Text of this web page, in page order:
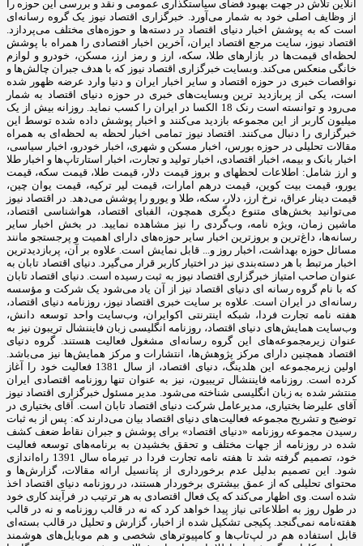
آنلاین تلاش در جهت بهبود فضای سیاستگذاری عمومی و نقد و بررسی این حوزه را
از وظایف اصلی خود به شمار می‌آورد. خبرگزاری اقتصاد نیوز یک گروه رسانه‌ای
است که به پوشش اخبار دنیای اقتصاد در دسته‌ها و حوزه‌های مختلف می‌پردازد.
اقتصاد نیوز، سایت مرجع اقتصاد ایران، آخرین اخبار اقتصادی را همراه با پوشش
لحظه‌ای قیمت‌ها در بازارهای طلا، سکه، ارز و رمز ارز، مسکن، خودرو و لوازم
خانگی منعکس می‌کند. وبسایت خبرگزاری اقتصاد نیوز که با هدف جبران چالش‌ها و
نواقصات خبری در حوزه اقتصاد و سایر اخبار ایران و دنیا وارد عرضه ظهور شده
است، یکی از پربازدید ترین وبسایت‌های خبری در حوزه دنیای اقتصاد به شمار
می‌رود و توانسته است رنک 18 الکسا در ایران را کسب نماید. روزانه بیش از یک
میلیون کاربر از این مجموعه بازدید می‌کنند و اخبار پوشش داده شده توسط این
خبرگزاری را دنبال می‌کنند. اقتصاد نیوز تمامی اخبار لحظه به لحظه‌ای به همراه
مقالات تحلیلی در حوزه بورس، اخبار مسکن و شهری، اخبار خودرو، اخبار سیاسی،
اخبار بانک و بیمه، اخبار اقتصادی، اخبار تولید و تجارت، اخبار استارتاپ‌ها و اخبار طلا
و ارز شامل: اطلاعات لحظهای و بروز قیمت دلار، قیمت طلا، قیمت سکه، قیمت
یورو، قیمت بیت کوین، قیمت درهم امارات، قیمت لیر ترکیه، قیمت یوان چین،
قیمت دینار عراق، نرخ ارز، دلار، سکه، طلا و یورو را پوشش می‌دهد. در اقتصاد نیوز
می‌توانید بخش‌های متنوع دیگری همچون، الفبای اقتصاد، هواشناسی اقتصاد،
ماشین زمان، ویژه نامه، وب‌گردی را نیز مشاهده نمایید. در بخش اخبار سایر
رسانه‌ها، داغ‌ترین و بروزترین اخبار سایر حوزه‌های دارای اهمیت و پرجستجو مانند
مسائل حوزه بهداشت، اخبار روز و... قابل نمایش است. علاوه بر آن، پربازدیدترین
اخبار مرتبط با هر دسته‌بندی نیز در اختیار کاربر قرار می‌گیرد. دنیای اقتصاد تابان به
عنوان صاحب امتیاز خبرگزاری اقتصاد نیوز به ثبت رسیده است. دنیای اقتصاد تابان
که با نام گروه رسانه ای دنیای اقتصاد نیز از آن یاد می‌شود یک شرکت و مؤسسه
رسانه‌ای در ایران است. علاوه بر سایت خبری اقتصاد نیوز، روزنامه دنیای اقتصاد،
هفته ‌نامه تجارت فردا، شبکه اینترنتی اکوایران، وب‌سایت واحد توسعه دانش،
وب‌سایت همایش‌های دنیای اقتصاد، روزنامه انگلیسی ‌زبان فایننشال تریبون نیز به
عنوان زیرمجموعه‌های این گروه رسانه‌ای مشغول فعالیت هستند. گروه دنیای
اقتصاد همچنین دارای مرکز پژوهش‌ها، انتشارات و مرکز همایش‌ها نیز می‌باشد.
اولین زیرمجموعه این هلدینگ، دنیای اقتصاد، از سال 1381 فعالیت خود را آغاز
کرده است. روزنامه فایننشال تریبیون، نیز به عنوان تنها روزنامه اقتصادی ایران
منتشر شده به زبان انگلیسی شناخته می‌شود. مدیر مسئول خبرگزاری اقتصاد نیوز
آقای علیرضا بختیاری، مدیرعامل شرکت دنیای اقتصاد تابان است. آقای بختیاری در
توضیح و تشریح مجموعه فعالیت‌های دنیای اقتصاد بیان می‌دارند که: پس از به ثبات
رسیدن مجموعه روزنامه «دنیای اقتصاد» برای پوشش و جبران نقاط ضعف کشف
شده در روزنامه از جهات مختلف و تحقق بخشیدن به برنامه‌های توسعه فعالیت
خود، تصمیم گرفته شد تا هفته نامه تجارت فردا در تیرماه سال 1391 راه‌اندازی
شود. این تصمیم بدلیل عدم برخورداری از پتانسیل ارائه مقالات، گزارش‌ها و
محتوای تحلیلی که از عمق بیشتری برخوردار هستند، در روزنامه دنیای اقتصاد اخذ
شده است. وی اظهار می‌کند که یک فعال اقتصادی به هر ترتیب در فرآیند کاری خود
در طول روز به اطلاعاتی نیاز پیدا خواهد کرد که نه در قالب روزنامه و نه در قالب
هفته‌نامه نمی‌گنجد. پکیجی تشکیل شده از اخبار، گزارش و تحلیل در قالب بسته‌ای
قابل استفاده هم در لپ‌تاب‌ها و کامپیوترهای شخصی و هم موبایل‌های هوشمند